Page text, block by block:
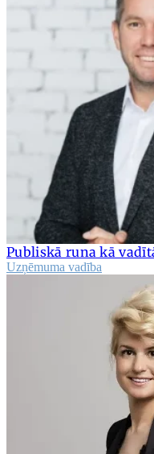
Publiskā runa kā
Uzņēmuma vadība